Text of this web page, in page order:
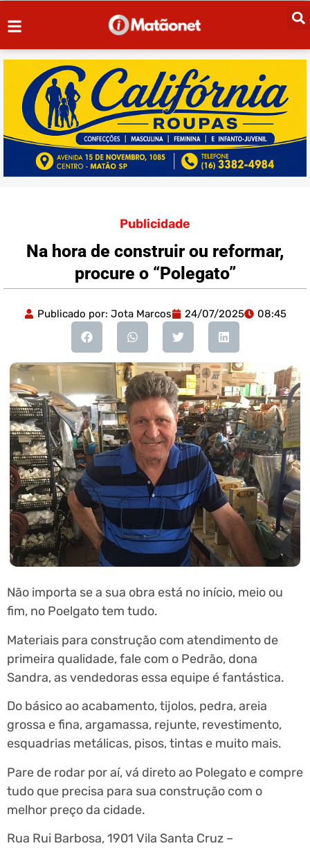
Publicidade
Na hora de construir ou reformar,
procure o “Polegato”
Publicado por: Jota Marcos 24/07/2025 08:45
Não importa se a sua obra está no início, meio ou
fim, no Poelgato tem tudo.
Materiais para construção com atendimento de
primeira qualidade, fale com o Pedrão, dona
Sandra, as vendedoras essa equipe é fantástica.
Do básico ao acabamento, tijolos, pedra, areia
grossa e fina, argamassa, rejunte, revestimento,
esquadrias metálicas, pisos, tintas e muito mais.
Pare de rodar por aí, vá direto ao Polegato e compre
tudo que precisa para sua construção com o
melhor preço da cidade.
Rua Rui Barbosa, 1901 Vila Santa Cruz –